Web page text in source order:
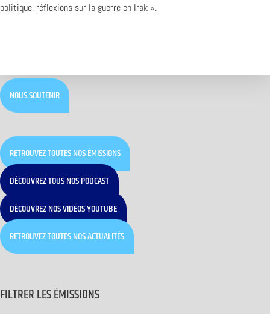
politique, réflexions sur la guerre en Irak ».
NOUS SOUTENIR
RETROUVEZ TOUTES NOS ÉMISSIONS
DÉCOUVREZ TOUS NOS PODCAST
DÉCOUVREZ NOS VIDÉOS YOUTUBE
RETROUVEZ TOUTES NOS ACTUALITÉS
FILTRER LES ÉMISSIONS